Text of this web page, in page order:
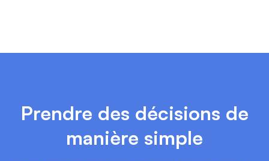
Prendre des décisions de
manière simple